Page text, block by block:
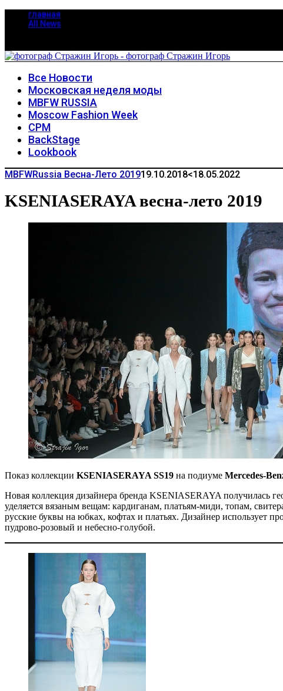
главная
All News
Все Новости
Московская неделя моды
MBFW RUSSIA
Moscow Fashion Week
CPM
BackStage
Lookbook
MBFWRussia Весна-Лето 201919.10.2018<18.05.2022
KSENIASERAYA весна-лето 2019
Показ коллекции KSENIASERAYA SS19 на подиуме Mercedes-
Новая коллекция дизайнера бренда KSENIASERAYA
уделяется вязаным вещам: кардиганам, платьям-миди, топам,
русские буквы на юбках, кофтах и платьях. Дизайнер использует
пудрово-розовый и небесно-голубой.